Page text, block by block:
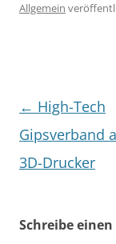
Allgemein
← High-Tech
Gipsverband
3D-Drucker
Schreibe